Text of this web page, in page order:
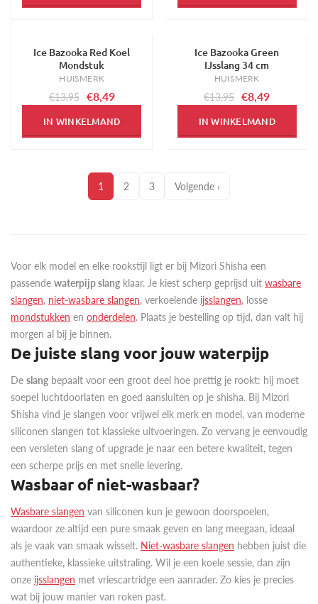
-39%
Ice Bazooka Red Koel
Mondstuk
HUISMERK
€13,95 €8,49
IN WINKELMAND
-39%Ice Bazooka Green
IJsslang 34 cm
HUISMERK
€13,95 €8,49
IN WINKELMAND
1 2 3 Volgende ›
Voor elk model en elke rookstijl ligt er bij Mizori Shisha een
passende waterpijp slang klaar. Je kiest scherp geprijsd uit wasbare
slangen, niet-wasbare slangen, verkoelende ijsslangen, losse
mondstukken en onderdelen. Plaats je bestelling op tijd, dan valt hij
morgen al bij je binnen.
De juiste slang voor jouw waterpijp
De slang bepaalt voor een groot deel hoe prettig je rookt: hij moet
soepel luchtdoorlaten en goed aansluiten op je shisha. Bij Mizori
Shisha vind je slangen voor vrijwel elk merk en model, van moderne
siliconen slangen tot klassieke uitvoeringen. Zo vervang je eenvoudig
een versleten slang of upgrade je naar een betere kwaliteit, tegen
een scherpe prijs en met snelle levering.
Wasbaar of niet-wasbaar?
Wasbare slangen van siliconen kun je gewoon doorspoelen,
waardoor ze altijd een pure smaak geven en lang meegaan, ideaal
als je vaak van smaak wisselt. Niet-wasbare slangen hebben juist die
authentieke, klassieke uitstraling. Wil je een koele sessie, dan zijn
onze ijsslangen met vriescartridge een aanrader. Zo kies je precies
wat bij jouw manier van roken past.